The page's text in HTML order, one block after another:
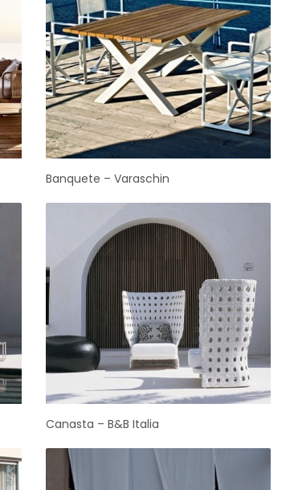
Banquete – Varaschin
Canasta – B&B Italia